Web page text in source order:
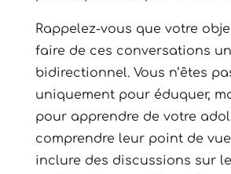
Rappelez-vous que votre
faire de ces conversations
bidirectionnel. Vous n’êtes
uniquement pour éduquer,
pour apprendre de votre
comprendre leur point de
inclure des discussions sur